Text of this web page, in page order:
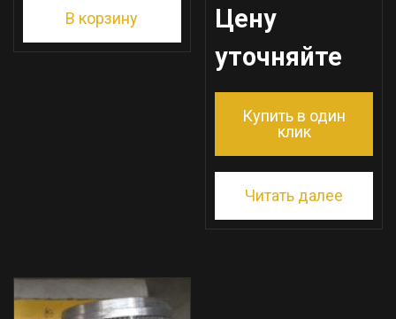
В корзину
Цену
уточняйте
Купить в один
клик
Читать далее